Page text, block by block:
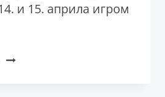
и 15. априла игром
БЕОГРАДСКИ